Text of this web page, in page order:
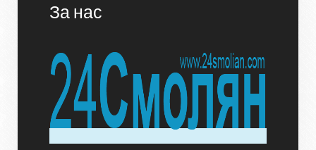
За нас